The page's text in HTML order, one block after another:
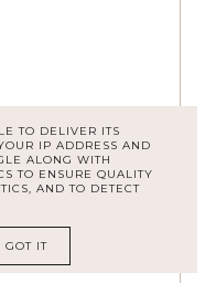
TO DELIVER ITS
IP ADDRESS AND
ALONG WITH
TO ENSURE QUALITY
AND TO DETECT
GOT IT